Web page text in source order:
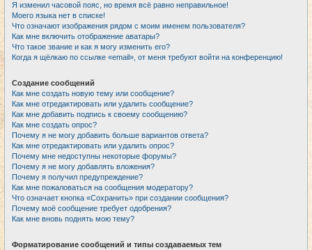
Я изменил часовой пояс, но время всё равно неправильное!
Моего языка нет в списке!
Что означают изображения рядом с моим именем пользователя?
Как мне включить отображение аватары?
Что такое звание и как я могу изменить его?
Когда я щёлкаю по ссылке «email», от меня требуют войти на конференцию!
Создание сообщений
Как мне создать новую тему или сообщение?
Как мне отредактировать или удалить сообщение?
Как мне добавить подпись к своему сообщению?
Как мне создать опрос?
Почему я не могу добавить больше вариантов ответа?
Как мне отредактировать или удалить опрос?
Почему мне недоступны некоторые форумы?
Почему я не могу добавлять вложения?
Почему я получил предупреждение?
Как мне пожаловаться на сообщения модератору?
Что означает кнопка «Сохранить» при создании сообщения?
Почему моё сообщение требует одобрения?
Как мне вновь поднять мою тему?
Форматирование сообщений и типы создаваемых тем